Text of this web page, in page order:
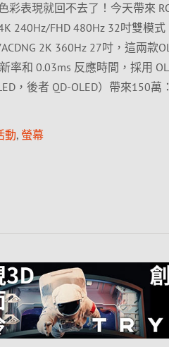
彩表現就回不去了！今天帶來
240Hz/FHD 480Hz 32吋雙模式
2K 360Hz 27吋，這兩款
率和 0.03ms 反應時間，採用
，後者 QD-OLED）帶來150萬
動, 螢幕